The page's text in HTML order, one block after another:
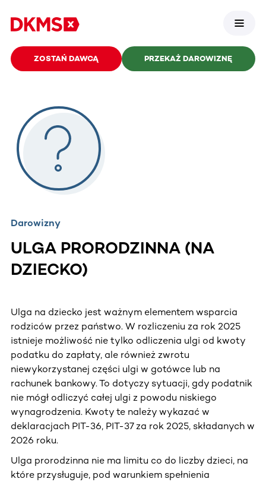
ZOSTAŃ DAWCĄ PRZEKAŻ DAROWIZNĘ
Darowizny
ULGA PRORODZINNA (NA
DZIECKO)
Ulga na dziecko jest ważnym elementem wsparcia
rodziców przez państwo. W rozliczeniu za rok 2025
istnieje możliwość nie tylko odliczenia ulgi od kwoty
podatku do zapłaty, ale również zwrotu
niewykorzystanej części ulgi w gotówce lub na
rachunek bankowy. To dotyczy sytuacji, gdy podatnik
nie mógł odliczyć całej ulgi z powodu niskiego
wynagrodzenia. Kwoty te należy wykazać w
deklaracjach PIT-36, PIT-37 za rok 2025, składanych w
2026 roku.
Ulga prorodzinna nie ma limitu co do liczby dzieci, na
które przysługuje, pod warunkiem spełnienia